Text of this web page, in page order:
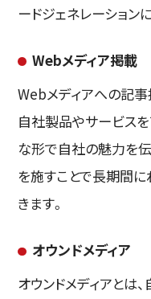
ードジェネレーション
Webメディア掲載
Webメディアへの記
自社製品やサービス
な形で自社の魅力を
を施すことで長期間
きます。
オウンドメディア
オウンドメディアとは